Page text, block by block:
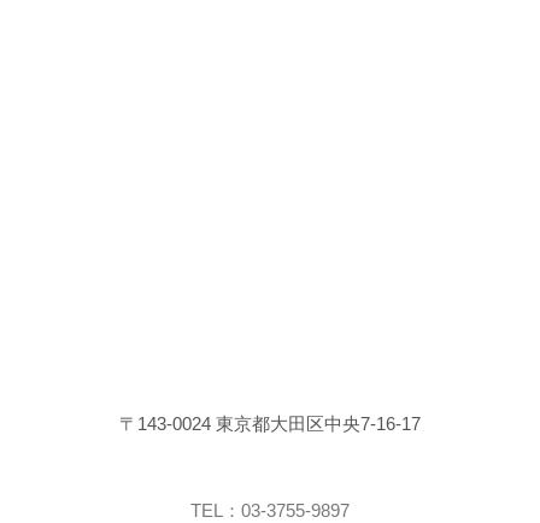
〒143-0024 東京都大田区中央7-16-17
TEL：03-3755-9897